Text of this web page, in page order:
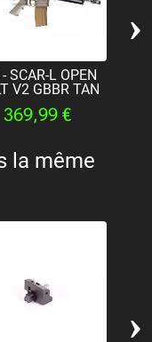
SCAR-L OPEN
V2 GBBR TAN
369,99 €
›
la même
›